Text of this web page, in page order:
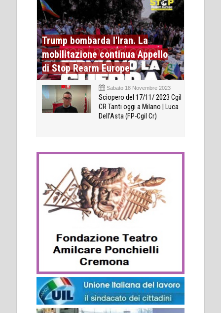
Trump bombarda l'Iran. La
mobilitazione continua Appello
di Stop Rearm Europe
Sabato 18 Novembre 2023
Sciopero del 17/11/ 2023 Cgil
CR Tanti oggi a Milano | Luca
Dell’Asta (FP-Cgil Cr)